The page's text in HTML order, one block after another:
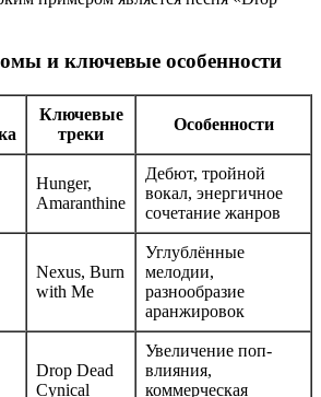
и ключевые особенности
Ключевые
треки
Особенности
Hunger,
Amaranthine
Дебют, тройной
вокал, энергичное
сочетание жанров
Nexus, Burn
with Me
Углублённые
мелодии,
разнообразие
аранжировок
Drop Dead
Cynical
Увеличение поп-
влияния,
коммерческая